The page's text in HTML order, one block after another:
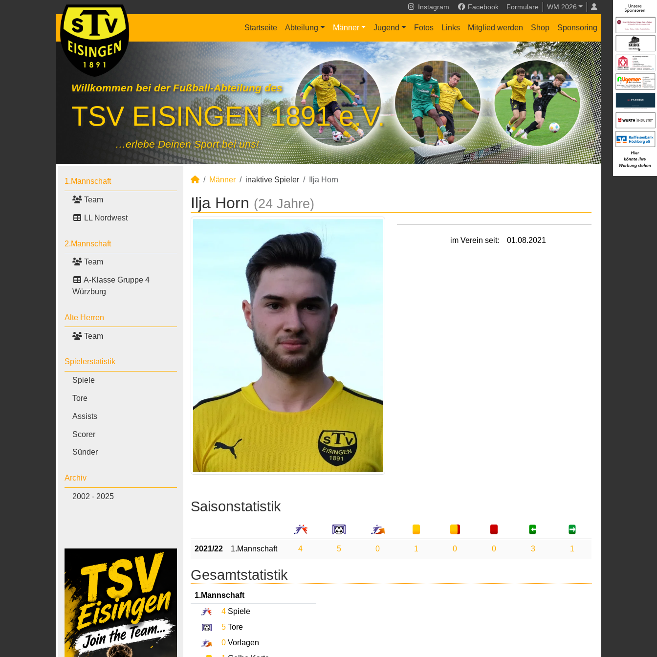
Instagram Facebook Formulare WM 2026
Startseite Abteilung Männer Jugend Fotos Links Mitglied werden Shop Sponsoring
Willkommen bei der Fußball-Abteilung des
TSV EISINGEN 1891 e.V.
…erlebe Deinen Sport bei uns!
1.Mannschaft
Team
LL Nordwest
2.Mannschaft
Team
A-Klasse Gruppe 4
Würzburg
Alte Herren
Team
Spielerstatistik
Spiele
Tore
Assists
Scorer
Sünder
Archiv
2002 - 2025
Männer inaktive Spieler Ilja Horn
Ilja Horn (24 Jahre)
im Verein seit: 01.08.2021
Saisonstatistik
2021/22 1.Mannschaft 4 5 0 1 0 0 3 1
Gesamtstatistik
1.Mannschaft
4 Spiele
5 Tore
0 Vorlagen